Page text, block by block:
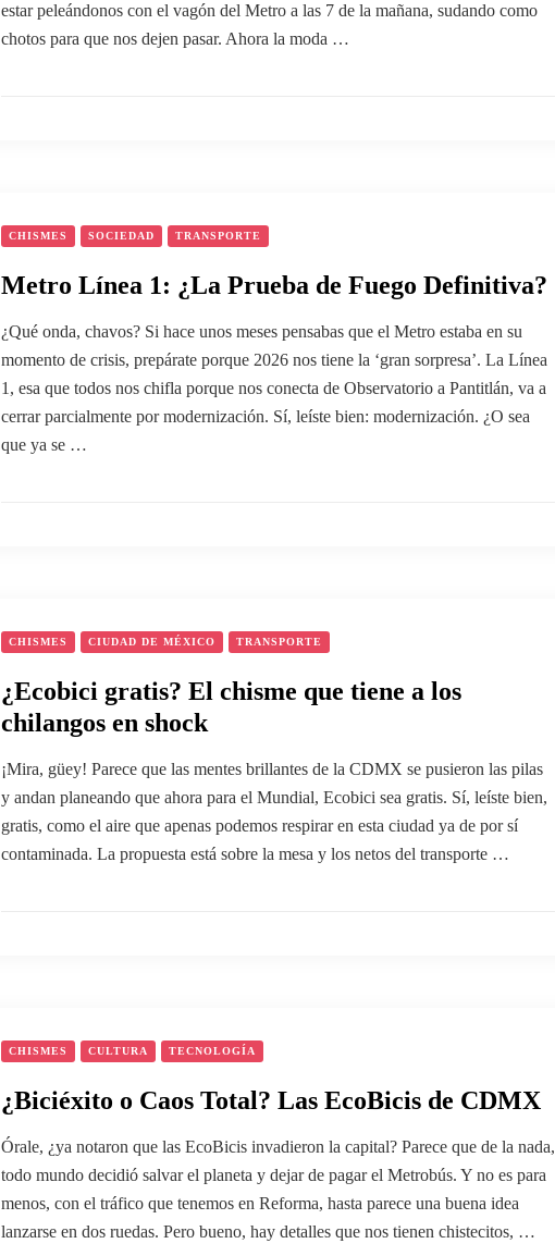
estar peleándonos con el vagón del Metro a las 7 de la mañana, sudando como
chotos para que nos dejen pasar. Ahora la moda …
CHISMES SOCIEDAD TRANSPORTE
Metro Línea 1: ¿La Prueba de Fuego Definitiva?
¿Qué onda, chavos? Si hace unos meses pensabas que el Metro estaba en su
momento de crisis, prepárate porque 2026 nos tiene la ‘gran sorpresa’. La Línea
1, esa que todos nos chifla porque nos conecta de Observatorio a Pantitlán, va a
cerrar parcialmente por modernización. Sí, leíste bien: modernización. ¿O sea
que ya se …
CHISMES CIUDAD DE MÉXICO TRANSPORTE
¿Ecobici gratis? El chisme que tiene a los
chilangos en shock
¡Mira, güey! Parece que las mentes brillantes de la CDMX se pusieron las pilas
y andan planeando que ahora para el Mundial, Ecobici sea gratis. Sí, leíste bien,
gratis, como el aire que apenas podemos respirar en esta ciudad ya de por sí
contaminada. La propuesta está sobre la mesa y los netos del transporte …
CHISMES CULTURA TECNOLOGÍA
¿Biciéxito o Caos Total? Las EcoBicis de CDMX
Órale, ¿ya notaron que las EcoBicis invadieron la capital? Parece que de la nada,
todo mundo decidió salvar el planeta y dejar de pagar el Metrobús. Y no es para
menos, con el tráfico que tenemos en Reforma, hasta parece una buena idea
lanzarse en dos ruedas. Pero bueno, hay detalles que nos tienen chistecitos, …